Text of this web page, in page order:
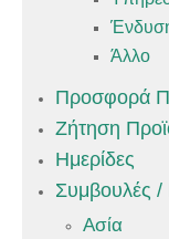
Άλλο
Προσφορά
Ζήτηση
Ημερίδες
Συμβουλές /
Ασία